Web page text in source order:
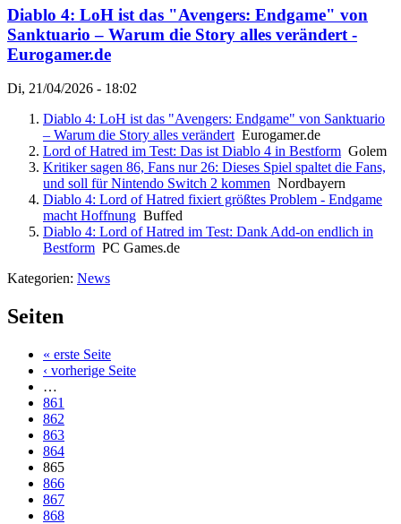
Diablo 4: LoH ist das "Avengers: Endgame" von
Sanktuario – Warum die Story alles verändert -
Eurogamer.de
Di, 21/04/2026 - 18:02
Diablo 4: LoH ist das "Avengers: Endgame" von Sanktuario
– Warum die Story alles verändert Eurogamer.de
Lord of Hatred im Test: Das ist Diablo 4 in Bestform Golem
Kritiker sagen 86, Fans nur 26: Dieses Spiel spaltet die Fans,
und soll für Nintendo Switch 2 kommen Nordbayern
Diablo 4: Lord of Hatred fixiert größtes Problem - Endgame
macht Hoffnung Buffed
Diablo 4: Lord of Hatred im Test: Dank Add-on endlich in
Bestform PC Games.de
Kategorien: News
Seiten
« erste Seite
‹ vorherige Seite
…
861
862
863
864
865
866
867
868